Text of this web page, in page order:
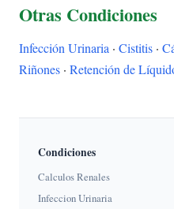
Otras Condiciones
Infección Urinaria · Cistitis ·
Riñones · Retención de
Condiciones
Calculos Renales
Infeccion Urinaria